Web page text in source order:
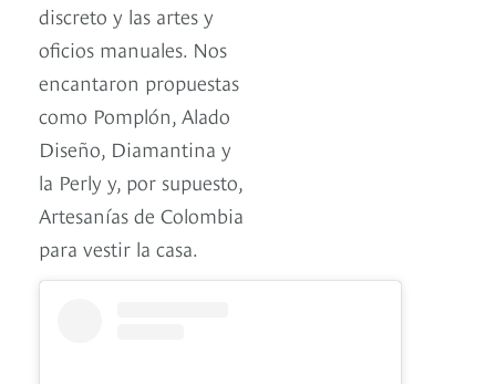
discreto y las artes y
oficios manuales. Nos
encantaron propuestas
como Pomplón, Alado
Diseño, Diamantina y
la Perly y, por supuesto,
Artesanías de Colombia
para vestir la casa.